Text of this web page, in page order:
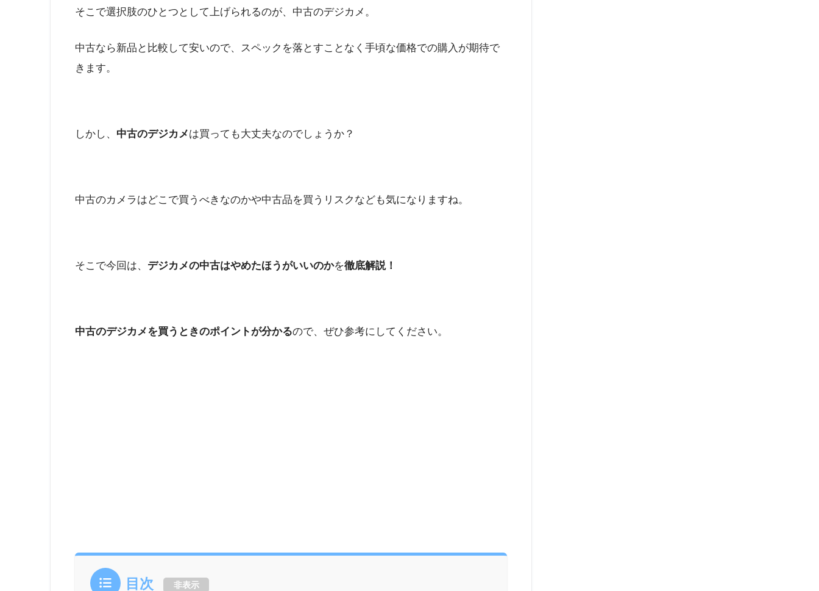
そこで選択肢のひとつとして上げられるのが、中古のデジカメ。
中古なら新品と比較して安いので、スペックを落とすことなく手頃な価格での購入が期待で
きます。
しかし、 中古のデジカメは買っても大丈夫なのでしょうか？
中古のカメラはどこで買うべきなのかや中古品を買うリスクなども気になりますね。
そこで今回は、 デジカメの中古はやめたほうがいいのかを徹底解説！
中古のデジカメを買うときのポイントが分かるので、ぜひ参考にしてください。
目次 非表示